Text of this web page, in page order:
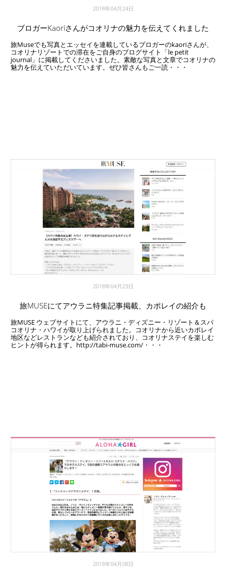
2018年04月24日
ブロガーKaoriさんがコオリナの魅力を伝えてくれました
旅Museでも写真とエッセイを連載しているブロガーのkaoriさんが、
コオリナリゾートでの滞在をご自身のブログサイト「le petit
journal」に掲載してくださいました。素敵な写真と文章でコオリナの
魅力を伝えていただいています。ぜひ皆さんもご一読・・・
2018年04月23日
旅MUSEにてアウラニ特集記事掲載、カポレイの紹介も
旅MUSE ウェブサイトにて、アウラニ・ディズニー・リゾート＆スパ
コオリナ・ハワイが取り上げられました。コオリナから近いカポレイ
地区などレストランなども紹介されており、コオリナステイを楽しむ
ヒントが得られます。http://tabi-muse.com/・・・
2018年04月08日